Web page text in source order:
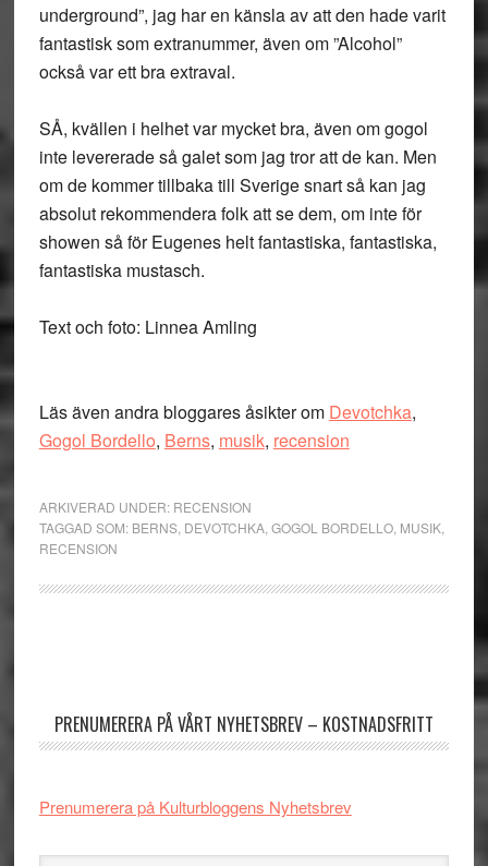
underground”, jag har en känsla av att den hade varit
fantastisk som extranummer, även om ”Alcohol”
också var ett bra extraval.
SÅ, kvällen i helhet var mycket bra, även om gogol
inte levererade så galet som jag tror att de kan. Men
om de kommer tillbaka till Sverige snart så kan jag
absolut rekommendera folk att se dem, om inte för
showen så för Eugenes helt fantastiska, fantastiska,
fantastiska mustasch.
Text och foto: Linnea Amling
Läs även andra bloggares åsikter om Devotchka,
Gogol Bordello, Berns, musik, recension
ARKIVERAD UNDER: RECENSION
TAGGAD SOM: BERNS, DEVOTCHKA, GOGOL BORDELLO, MUSIK,
RECENSION
PRENUMERERA PÅ VÅRT NYHETSBREV – KOSTNADSFRITT
Prenumerera på Kulturbloggens Nyhetsbrev